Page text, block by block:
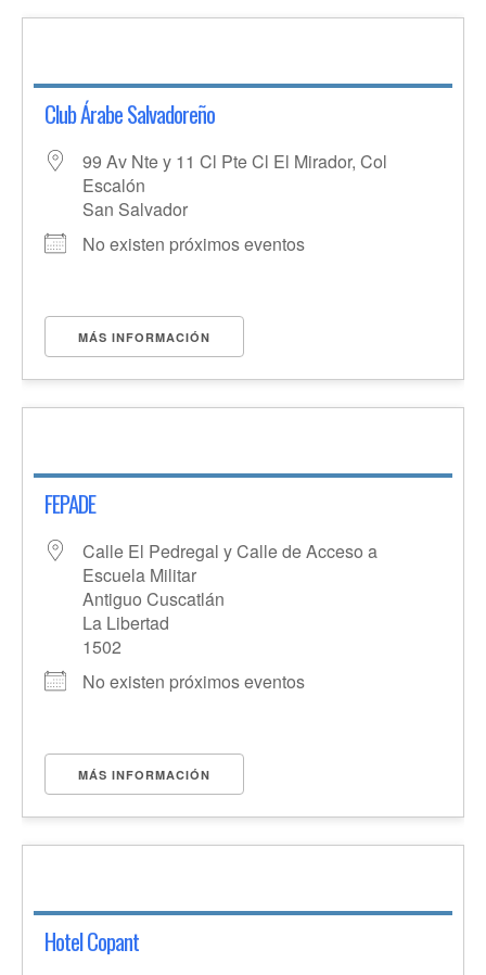
Club Árabe Salvadoreño
99 Av Nte y 11 Cl Pte Cl El Mirador, Col
Escalón
San Salvador
No existen próximos eventos
MÁS INFORMACIÓN
FEPADE
Calle El Pedregal y Calle de Acceso a
Escuela Militar
Antiguo Cuscatlán
La Libertad
1502
No existen próximos eventos
MÁS INFORMACIÓN
Hotel Copant